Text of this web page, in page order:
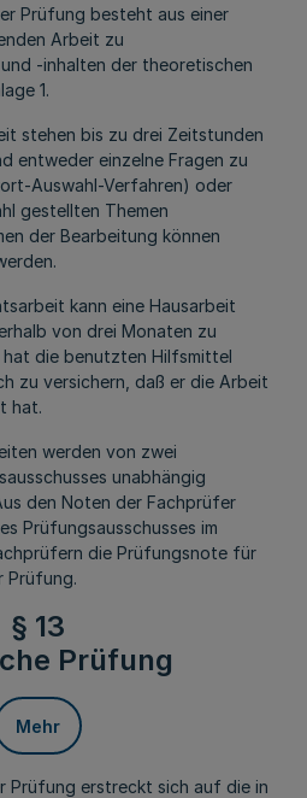
Prüfung besteht aus einer
Arbeit zu
-inhalten der theoretischen
1.
stehen bis zu drei Zeitstunden
entweder einzelne Fragen zu
Auswahl-Verfahren) oder
gestellten Themen
der Bearbeitung können
kann eine Hausarbeit
von drei Monaten zu
die benutzten Hilfsmittel
zu versichern, daß er die Arbeit
hat.
werden von zwei
unabhängig
den Noten der Fachprüfer
Prüfungsausschusses im
die Prüfungsnote für
Prüfung.
§ 13
Prüfung
Mehr
Prüfung erstreckt sich auf die in